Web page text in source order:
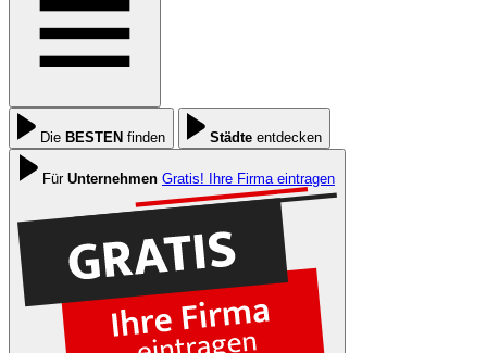
Die BESTEN finden Städte entdecken
Für Unternehmen Gratis! Ihre Firma eintragen